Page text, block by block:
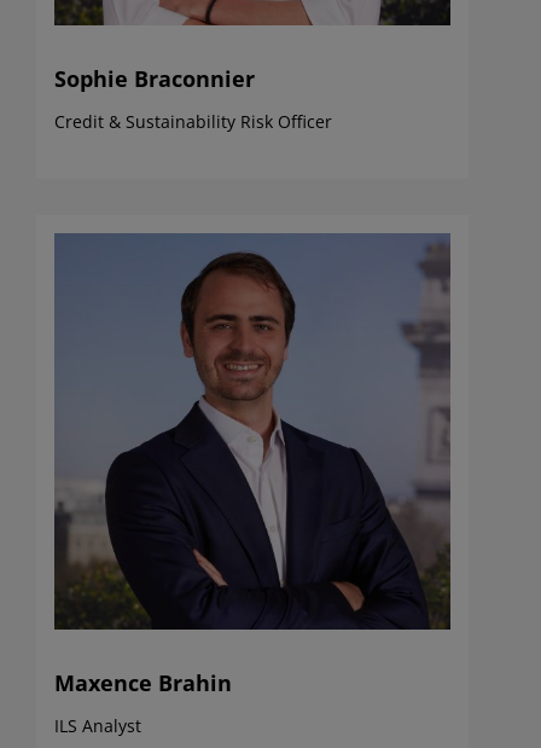
Sophie Braconnier
Credit & Sustainability Risk Officer
Maxence Brahin
ILS Analyst